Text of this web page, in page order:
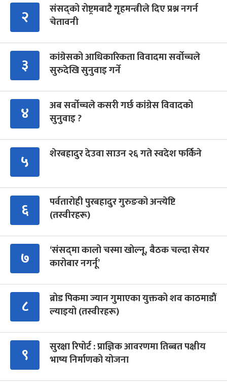
२
संसद्को रोष्ट्रमबाटै गृहमन्त्रीले दिए प्रश्न नगर्न
चेतावनी
३
कांग्रेसको आधिकारिकता विवादमा सर्वोच्चले
सुरुदेखि सुनुवाइ गर्ने
४
अब सर्वोच्चले कसरी गर्छ कांग्रेस विवादको
सुनुवाइ ?
५ शेरबहादुर देउवा साउन २६ गते स्वदेश फर्किने
६
पर्वतारोही पुरबहादुर गुरुङको अन्त्येष्टि
(तस्वीरहरू)
७
‘संसद्‍मा कालो चस्मा खोल्नू, बैठक चल्दा सेयर
कारोबार नगर्नू’
८
ब्रोड पिकमा ज्यान गुमाएका युक्तको शव काठमाडौं
ल्याइयो (तस्वीरहरू)
९
सुरक्षा रिपोर्ट : प्राज्ञिक आवरणमा तिब्बत पक्षीय
भाष्य निर्माणको योजना